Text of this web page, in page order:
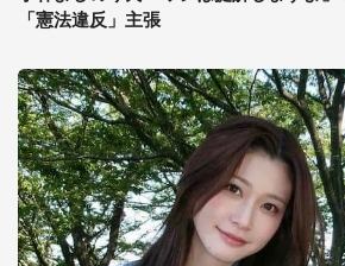
「憲法違反」主張